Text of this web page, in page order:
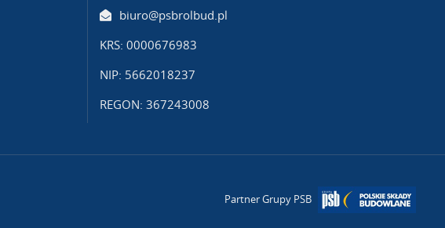
biuro@psbrolbud.pl
KRS: 0000676983
NIP: 5662018237
REGON: 367243008
Partner Grupy PSB